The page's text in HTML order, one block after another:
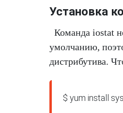
Установка
Команда iostat
умолчанию,
дистрибутива.
$ yum install